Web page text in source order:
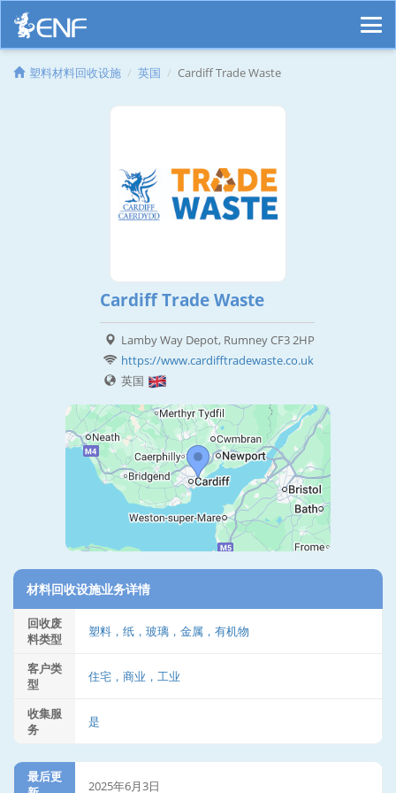
塑料材料回收设施 英国 Cardiff Trade Waste
Cardiff Trade Waste
Lamby Way Depot, Rumney CF3 2HP
https://www.cardifftradewaste.co.uk
英国
材料回收设施业务详情
回收废
料类型
塑料，纸，玻璃，金属，有机物
客户类
型
住宅，商业，工业
收集服
务
是
最后更
2025年6月3日